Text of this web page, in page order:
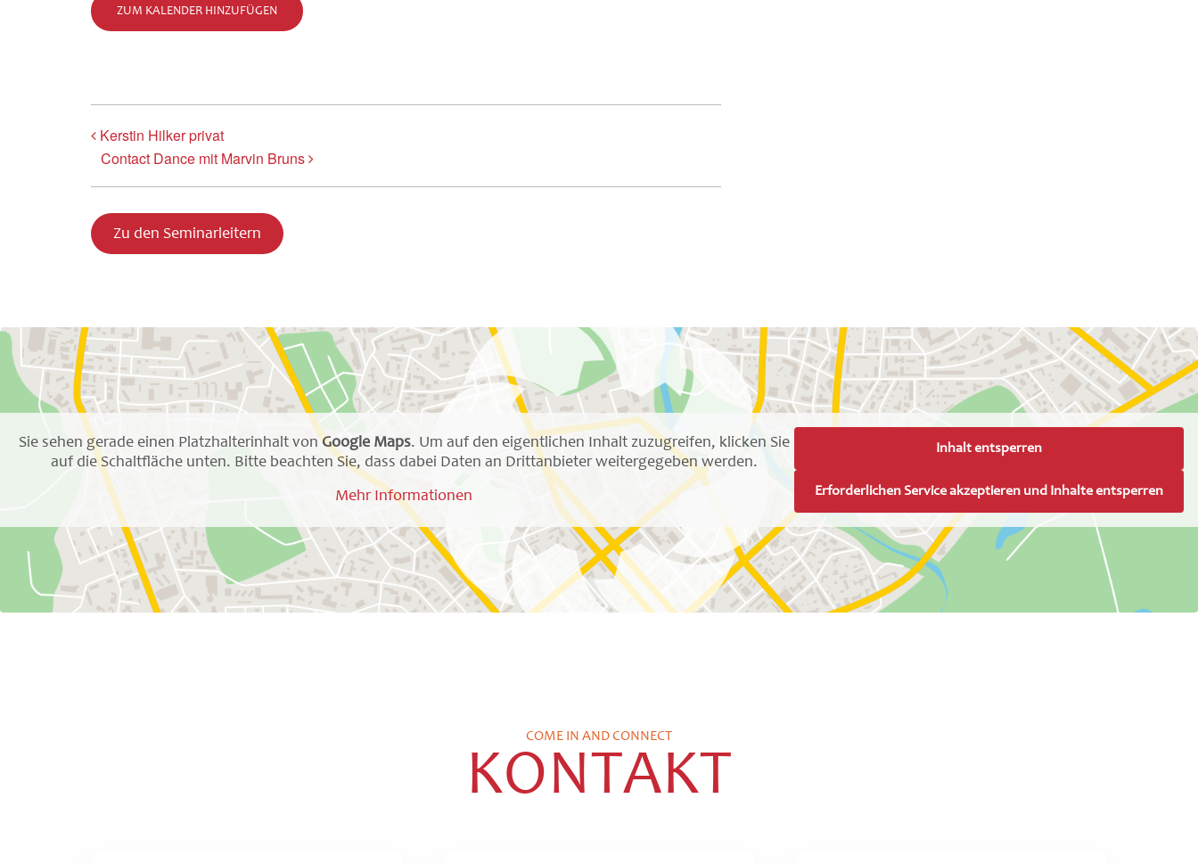
ZUM KALENDER HINZUFÜGEN
Kerstin Hilker privat
Contact Dance mit Marvin Bruns
Zu den Seminarleitern
Sie sehen gerade einen Platzhalterinhalt vonGoogle Maps. Um auf den eigentlichen Inhalt zuzugreifen, klicken Sie
auf die Schaltfläche unten. Bitte beachten Sie, dass dabei Daten an Drittanbieter weitergegeben werden.
Mehr Informationen
Inhalt entsperren
Erforderlichen Service akzeptieren und Inhalte entsperren
COME IN AND CONNECT
KONTAKT